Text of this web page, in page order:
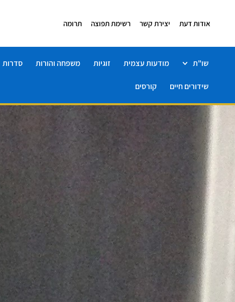
אודות דעת יצירת קשר רשימת תפוצה תרומה
שו"ת מודעות עצמית זוגיות משפחה והורות סדרות
שידורים חיים קורסים